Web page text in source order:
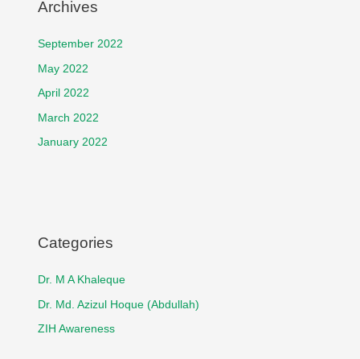
Archives
September 2022
May 2022
April 2022
March 2022
January 2022
Categories
Dr. M A Khaleque
Dr. Md. Azizul Hoque (Abdullah)
ZIH Awareness